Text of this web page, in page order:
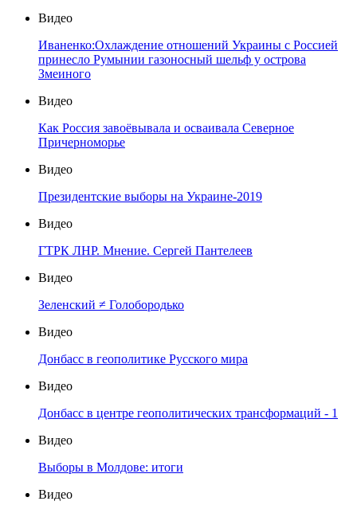
Видео
Иваненко:Охлаждение отношений Украины с Россией
принесло Румынии газоносный шельф у острова
Змеиного
Видео
Как Россия завоёвывала и осваивала Северное
Причерноморье
Видео
Президентские выборы на Украине-2019
Видео
ГТРК ЛНР. Мнение. Сергей Пантелеев
Видео
Зеленский ≠ Голобородько
Видео
Донбасс в геополитике Русского мира
Видео
Донбасс в центре геополитических трансформаций - 1
Видео
Выборы в Молдове: итоги
Видео